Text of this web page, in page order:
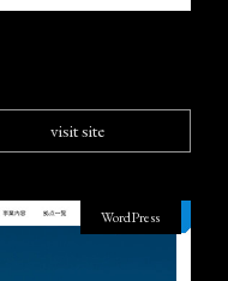
visit site
WordPress